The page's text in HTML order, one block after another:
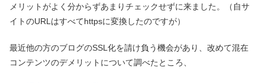
メリットがよく分からずあまりチェックせずに来ました。（自サ
イトのURLはすべてhttpsに変換したのですが）
最近他の方のブログのSSL化を請け負う機会があり、改めて混在
コンテンツのデメリットについて調べたところ、